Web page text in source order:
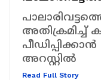
അതിക്രമിച്ച്
അറസ്റ്റിൽ
Read Full Story